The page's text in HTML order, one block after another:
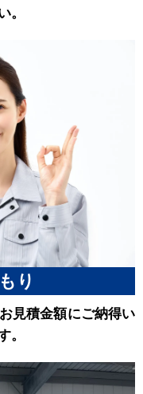
。
り
見積金額にご納得い
。